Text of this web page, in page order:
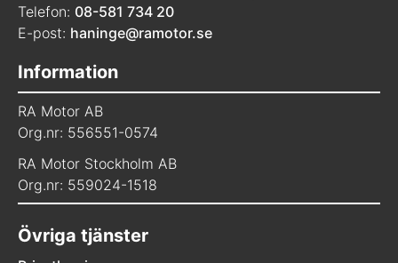
Telefon: 08-581 734 20
E-post: haninge@ramotor.se
Information
RA Motor AB
Org.nr: 556551-0574
RA Motor Stockholm AB
Org.nr: 559024-1518
Övriga tjänster